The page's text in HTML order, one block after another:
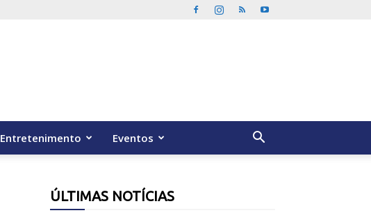
Entretenimento Eventos
ÚLTIMAS NOTÍCIAS